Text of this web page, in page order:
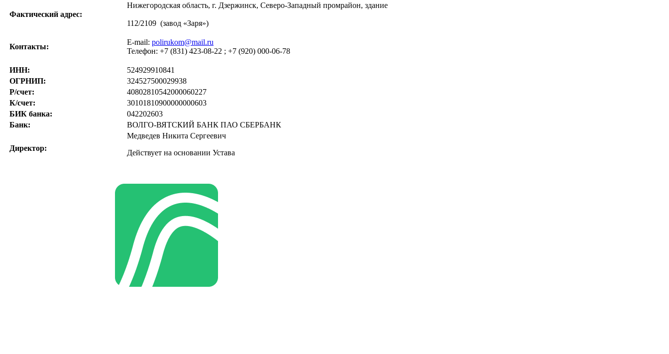
Фактический адрес:
Нижегородская область, г. Дзержинск, Северо-Западный промрайон, здание
112/2109 (завод «Заря»)
Контакты:
E-mail: polirukom@mail.ru
Телефон: +7 (831) 423-08-22 ; +7 (920) 000-06-78
ИНН:
524929910841
ОГРНИП:
324527500029938
Р/счет:
40802810542000060227
К/счет:
30101810900000000603
БИК банка:
042202603
Банк:
ВОЛГО-ВЯТСКИЙ БАНК ПАО СБЕРБАНК
Директор:
Медведев Никита Сергеевич
Действует на основании Устава